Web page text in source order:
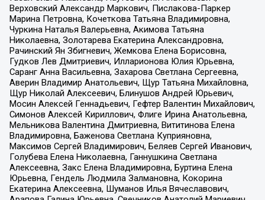
Верховский Александр Маркович, Пислакова-Паркер
Марина Петровна, Кочеткова Татьяна Владимировна,
Чуркина Наталья Валерьевна, Акимова Татьяна
Николаевна, Золотарева Екатерина Александровна,
Рачинский Ян Збигневич, Жемкова Елена Борисовна,
Гудков Лев Дмитриевич, Илларионова Юлия Юрьевна,
Саранг Анна Васильевна, Захарова Светлана Сергеевна,
Аверин Владимир Анатольевич, Щур Татьяна Михайловна,
Щур Николай Алексеевич, Блинушов Андрей Юрьевич,
Мосин Алексей Геннадьевич, Гефтер Валентин Михайлович,
Симонов Алексей Кириллович, Флиге Ирина Анатольевна,
Мельникова Валентина Дмитриевна, Вититинова Елена
Владимировна, Баженова Светлана Куприяновна,
Максимов Сергей Владимирович, Беляев Сергей Иванович,
Голубева Елена Николаевна, Ганнушкина Светлана
Алексеевна, Закс Елена Владимировна, Буртина Елена
Юрьевна, Гендель Людмила Залмановна, Кокорина
Екатерина Алексеевна, Шуманов Илья Вячеславович,